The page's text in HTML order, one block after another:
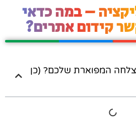
– במה כדאי
קידום אתרים?
המפוארת שלכם? (כן